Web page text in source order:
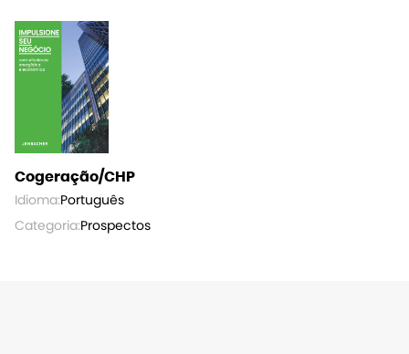
Cogeração/CHP
Idioma:Português
Categoria:Prospectos